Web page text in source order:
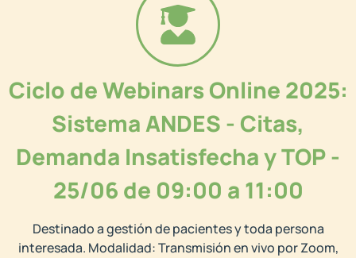
Ciclo de Webinars Online 2025:
Sistema ANDES - Citas,
Demanda Insatisfecha y TOP -
25/06 de 09:00 a 11:00
Destinado a gestión de pacientes y toda persona
interesada. Modalidad: Transmisión en vivo por Zoom,